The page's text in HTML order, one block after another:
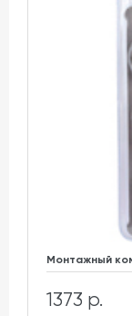
Монтажный
1373 р.